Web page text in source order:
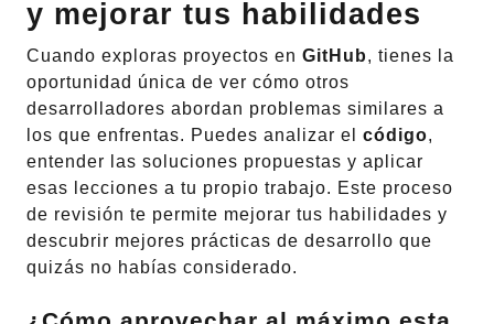
y mejorar tus habilidades
Cuando exploras proyectos en GitHub, tienes la
oportunidad única de ver cómo otros
desarrolladores abordan problemas similares a
los que enfrentas. Puedes analizar el código,
entender las soluciones propuestas y aplicar
esas lecciones a tu propio trabajo. Este proceso
de revisión te permite mejorar tus habilidades y
descubrir mejores prácticas de desarrollo que
quizás no habías considerado.